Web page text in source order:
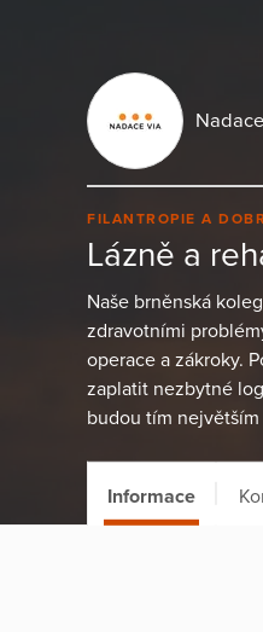
FILANTROPIE A
Lázně a
Naše brněnská
zdravotními
operace a zákroky.
zaplatit nezbytné
budou tím
Informace